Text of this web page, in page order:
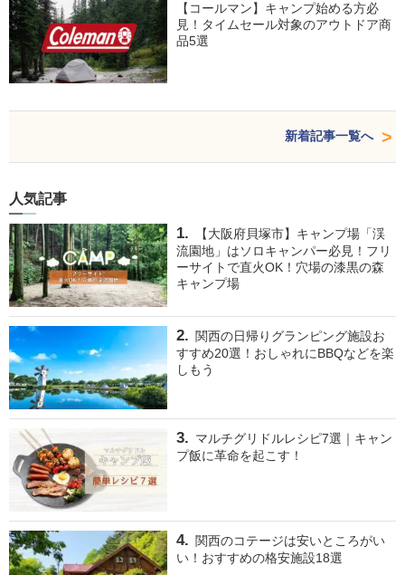
【コールマン】キャンプ始める方必
見！タイムセール対象のアウトドア商
品5選
新着記事一覧へ
人気記事
【大阪府貝塚市】キャンプ場「渓
流園地」はソロキャンパー必見！フリ
ーサイトで直火OK！穴場の漆黒の森
キャンプ場
関西の日帰りグランピング施設お
すすめ20選！おしゃれにBBQなどを楽
しもう
マルチグリドルレシピ7選｜キャン
プ飯に革命を起こす！
関西のコテージは安いところがい
い！おすすめの格安施設18選